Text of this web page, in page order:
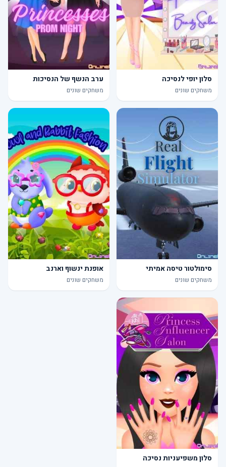
סלון יופי לנסיכה
משחקים שונים
ערב הנשף של הנסיכות
משחקים שונים
סימולטור טיסה אמיתי
משחקים שונים
אופנת ינשוף וארנב
משחקים שונים
סלון משפיעניות נסיכה